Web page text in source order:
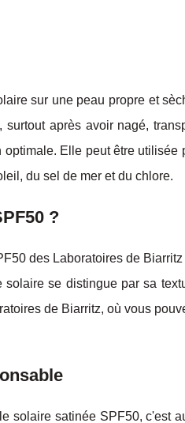
sur une peau propre et
après avoir nagé,
Elle peut être utilisée
du sel de mer et du chlore.
?
des Laboratoires de
se distingue par sa
de Biarritz, où vous
solaire satinée SPF50, c'est